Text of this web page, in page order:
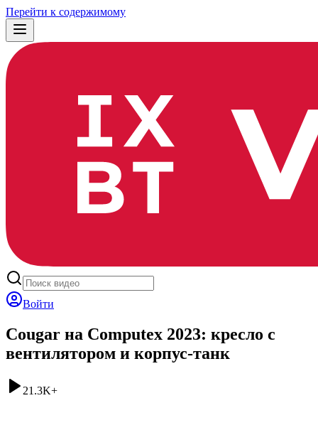
Перейти к содержимому
Войти
Cougar на Computex 2023: кресло с
вентилятором и корпус-танк
21.3K+